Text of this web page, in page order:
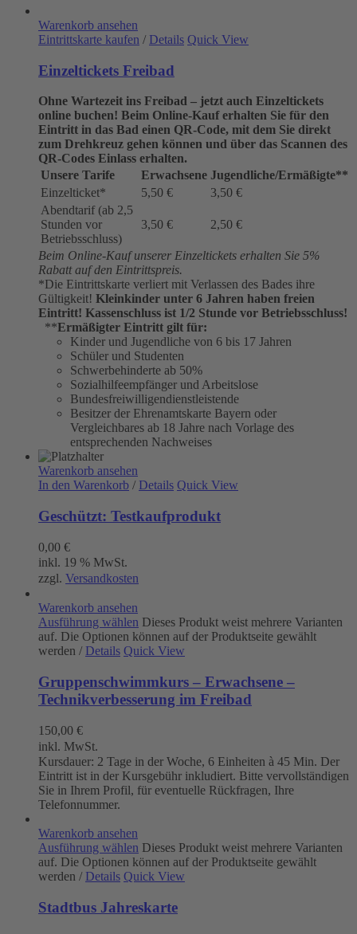
Warenkorb ansehen
Eintrittskarte kaufen / Details Quick View
Einzeltickets Freibad
Ohne Wartezeit ins Freibad – jetzt auch Einzeltickets
online buchen! Beim Online-Kauf erhalten Sie für den
Eintritt in das Bad einen QR-Code, mit dem Sie direkt
zum Drehkreuz gehen können und über das Scannen des
QR-Codes Einlass erhalten.
Unsere Tarife
Erwachsene Jugendliche/Ermäßigte**
Einzelticket*
5,50 €
3,50 €
Abendtarif (ab 2,5
Stunden vor
Betriebsschluss)
3,50 € 2,50 €
Beim Online-Kauf unserer Einzeltickets erhalten Sie 5%
Rabatt auf den Eintrittspreis.
*Die Eintrittskarte verliert mit Verlassen des Bades ihre
Gültigkeit! Kleinkinder unter 6 Jahren haben freien
Eintritt! Kassenschluss ist 1/2 Stunde vor Betriebsschluss!
**Ermäßigter Eintritt gilt für:
Kinder und Jugendliche von 6 bis 17 Jahren
Schüler und Studenten
Schwerbehinderte ab 50%
Sozialhilfeempfänger und Arbeitslose
Bundesfreiwilligendienstleistende
Besitzer der Ehrenamtskarte Bayern oder
Vergleichbares ab 18 Jahre nach Vorlage des
entsprechenden Nachweises
Warenkorb ansehen
In den Warenkorb / Details Quick View
Geschützt: Testkaufprodukt
0,00 €
inkl. 19 % MwSt.
zzgl. Versandkosten
Warenkorb ansehen
Ausführung wählen Dieses Produkt weist mehrere Varianten
auf. Die Optionen können auf der Produktseite gewählt
werden / Details Quick View
Gruppenschwimmkurs – Erwachsene –
Technikverbesserung im Freibad
150,00 €
inkl. MwSt.
Kursdauer: 2 Tage in der Woche, 6 Einheiten à 45 Min. Der
Eintritt ist in der Kursgebühr inkludiert. Bitte vervollständigen
Sie in Ihrem Profil, für eventuelle Rückfragen, Ihre
Telefonnummer.
Warenkorb ansehen
Ausführung wählen Dieses Produkt weist mehrere Varianten
auf. Die Optionen können auf der Produktseite gewählt
werden / Details Quick View
Stadtbus Jahreskarte